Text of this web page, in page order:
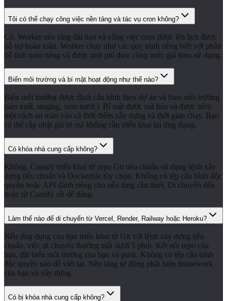
Tôi có thể chạy công việc nền tảng và tác vụ cron không?
Có. Worker nền tảng dài hạn và công việc cron được lên lịch được
hỗ trợ hoàn toàn. Worker chạy như các quy trình riêng biệt với phân
bổ tính toán riêng và được tính phí theo cùng mức giá theo sử dụng.
Biến môi trường và bí mật hoạt động như thế nào?
Biến môi trường được định cấu hình theo dự án và theo môi trường
(sản xuất, staging, xem trước). Bí mật được mã hóa và được tiêm
một cách an toàn vào cả thời điểm xây dựng và thời gian chạy. Bạn
có thể cập nhật giá trị mà không cần triển khai lại ứng dụng.
Có khóa nhà cung cấp không?
Không. Caasify triển khai từ repo Git tiêu chuẩn sử dụng lệnh xây
dựng tiêu chuẩn và Dockerfile tùy chọn. Không có tệp cấu hình độc
quyền hoặc API dành riêng cho nền tảng cần thiết. Di chuyển đến
hoặc từ Caasify rất dễ dàng.
Làm thế nào để di chuyển từ Vercel, Render, Railway hoặc Heroku?
Nếu ứng dụng của bạn triển khai từ Git với lệnh xây dựng tiêu
chuẩn, việc di chuyển thường mất dưới 5 phút. Kết nối repo của
bạn, đặt biến môi trường của bạn và push. Không có tệp cấu hình
độc quyền nào để viết lại. Nền tảng tự động phát hiện framework
của bạn và xây dựng.
Có bị khóa nhà cung cấp không?